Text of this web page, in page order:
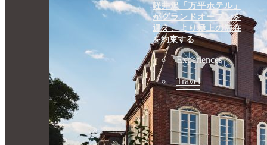
軽井沢「万平ホテル」
がグランドオープンを
迎え、より極上の滞在
を約束する
Experiences
Travel